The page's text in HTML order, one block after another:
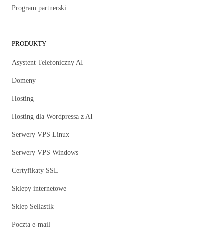
Program partnerski
PRODUKTY
Asystent Telefoniczny AI
Domeny
Hosting
Hosting dla Wordpressa z AI
Serwery VPS Linux
Serwery VPS Windows
Certyfikaty SSL
Sklepy internetowe
Sklep Sellastik
Poczta e-mail